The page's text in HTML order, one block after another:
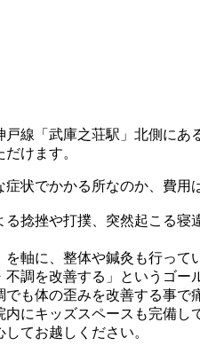
線「武庫之荘駅」北側にあ
けます。
状でかかる所なのか、費用
捻挫や打撲、突然起こる
軸に、整体や鍼灸も行って
調を改善する」というゴー
も体の歪みを改善する事で
にキッズスペースも完備し
てお越しください。